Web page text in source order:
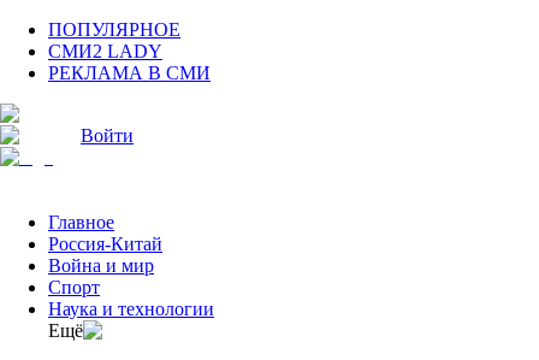
ПОПУЛЯРНОЕ
СМИ2 LADY
РЕКЛАМА В СМИ
Войти
Главное
Россия-Китай
Война и мир
Спорт
Наука и технологии
Eщё